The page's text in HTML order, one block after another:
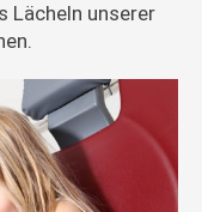
Lächeln unser­er